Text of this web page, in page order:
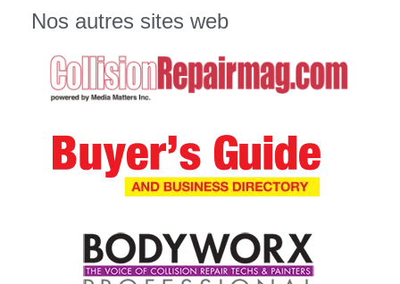
Nos autres sites web